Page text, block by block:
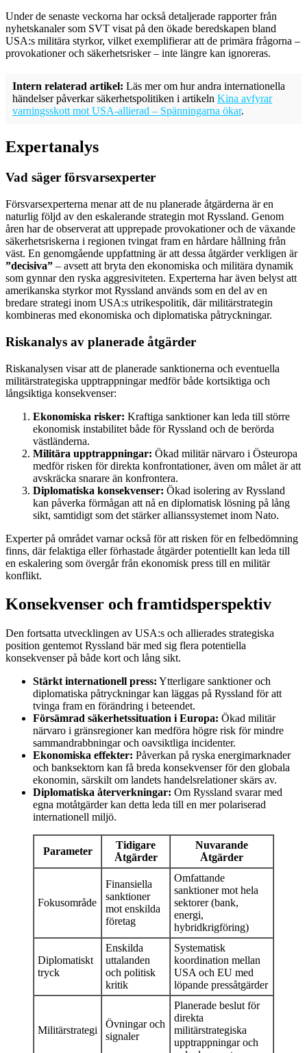
Under de senaste veckorna har också detaljerade rapporter från
nyhetskanaler som SVT visat på den ökade beredskapen bland
USA:s militära styrkor, vilket exemplifierar att de primära frågorna –
provokationer och säkerhetsrisker – inte längre kan ignoreras.
Intern relaterad artikel: Läs mer om hur andra internationella
händelser påverkar säkerhetspolitiken i artikeln Kina avfyrar
varningsskott mot USA-allierad – Spänningarna ökar.
Expertanalys
Vad säger försvarsexperter
Försvarsexperterna menar att de nu planerade åtgärderna är en
naturlig följd av den eskalerande strategin mot Ryssland. Genom
åren har de observerat att upprepade provokationer och de växande
säkerhetsriskerna i regionen tvingat fram en hårdare hållning från
väst. En genomgående uppfattning är att dessa åtgärder verkligen är
”decisiva” – avsett att bryta den ekonomiska och militära dynamik
som gynnar den ryska aggresiviteten. Experterna har även belyst att
amerikanska styrkor mot Ryssland används som en del av en
bredare strategi inom USA:s utrikespolitik, där militärstrategin
kombineras med ekonomiska och diplomatiska påtryckningar.
Riskanalys av planerade åtgärder
Riskanalysen visar att de planerade sanktionerna och eventuella
militärstrategiska upptrappningar medför både kortsiktiga och
långsiktiga konsekvenser:
Ekonomiska risker: Kraftiga sanktioner kan leda till större
ekonomisk instabilitet både för Ryssland och de berörda
västländerna.
Militära upptrappningar: Ökad militär närvaro i Östeuropa
medför risken för direkta konfrontationer, även om målet är att
avskräcka snarare än konfrontera.
Diplomatiska konsekvenser: Ökad isolering av Ryssland
kan påverka förmågan att nå en diplomatisk lösning på lång
sikt, samtidigt som det stärker allianssystemet inom Nato.
Experter på området varnar också för att risken för en felbedömning
finns, där felaktiga eller förhastade åtgärder potentiellt kan leda till
en eskalering som övergår från ekonomisk press till en militär
konflikt.
Konsekvenser och framtidsperspektiv
Den fortsatta utvecklingen av USA:s och allierades strategiska
position gentemot Ryssland bär med sig flera potentiella
konsekvenser på både kort och lång sikt.
Stärkt internationell press: Ytterligare sanktioner och
diplomatiska påtryckningar kan läggas på Ryssland för att
tvinga fram en förändring i beteendet.
Försämrad säkerhetssituation i Europa: Ökad militär
närvaro i gränsregioner kan medföra högre risk för mindre
sammandrabbningar och oavsiktliga incidenter.
Ekonomiska effekter: Påverkan på ryska energimarknader
och banksektorn kan få breda konsekvenser för den globala
ekonomin, särskilt om landets handelsrelationer skärs av.
Diplomatiska återverkningar: Om Ryssland svarar med
egna motåtgärder kan detta leda till en mer polariserad
internationell miljö.
Parameter
Tidigare
Åtgärder
Nuvarande
Åtgärder
Fokusområde
Finansiella
sanktioner
mot enskilda
företag
Omfattande
sanktioner mot hela
sektorer (bank,
energi,
hybridkrigföring)
Diplomatiskt
tryck
Enskilda
uttalanden
och politisk
kritik
Systematisk
koordination mellan
USA och EU med
löpande pressåtgärder
Militärstrategi
Övningar och
signaler
Planerade beslut för
direkta
militärstrategiska
upptrappningar och